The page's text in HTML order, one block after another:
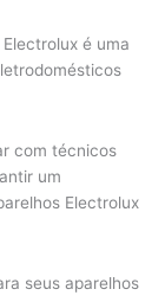
é uma
com técnicos
um
Electrolux
seus aparelhos